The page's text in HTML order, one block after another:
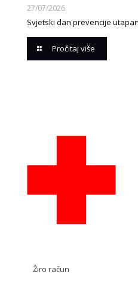
27/07/2026
Svjetski dan prevencije
Pročitaj više
Žiro račun